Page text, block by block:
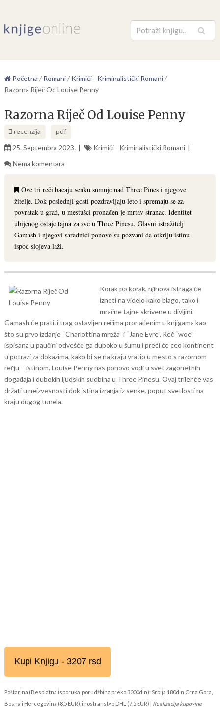
Pretraga
Početna / Romani/ Krimići - Kriminalistički Romani/
Razorna Riječ Od Louise Penny
Razorna Riječ Od Louise Penny
recenzija
pdf
25. Septembra 2023.
Krimići - Kriminalistički Romani
Nema komentara
Ove tri reči bacaju senku sumnje nad Three Pines i njegove
žitelje. Dok poslednji gosti pozdravljaju leto i spremaju se za
povratak u grad, u mestušci pronađen je mrtav stranac. Identitet
ubijenog ostaje tajna za sve u Three Pinesu. Glavni istražitelj
Gamash i njegovi saradnici ponovo su pozvani da otkriju istinu
ispod slojeva laži.
Korak po korak, njihova istraga će
izneti na videlo kako blago, tako i
mračne tajne skrivene u divljini.
Gamash će pratiti trag ostavljen rečima pronađenim u knjigama kao
što su prvo izdanje “Charlottina mreža” i “Jane Eyre”. Reč “woe”
ispisana u paučini odvešće ga duboko u šumu i preći će ceo kontinent
u potrazi za dokazima, kako bi se na kraju vratio u mesto s razornom
rečju – istinom. Louise Penny nas ponovo vodi u svet zagonetnih
događaja i dubokih ljudskih sudbina u Three Pinesu. Ovaj triler će vas
držati u neizvesnosti dok istina izranja iz senke, poput svetlosti na
kraju dugog tunela.
Kupi Knjigu - 3207 rsd
Poštarina (Besplatna isporuka, porudžbina preko 3000din): Srbija 180din Crna Gora,
Bosna i Hercegovina (8,5 EUR), inostranstvo DHL (7,5 EUR) | Realizacija kupovine